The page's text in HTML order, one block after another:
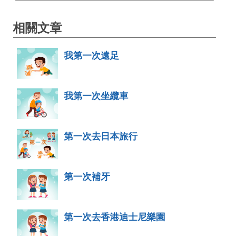
相關文章
我第一次遠足
我第一次坐纜車
第一次去日本旅行
第一次補牙
第一次去香港迪士尼樂園